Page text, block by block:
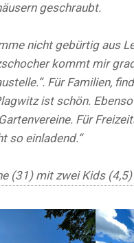
geschraubt.
nicht gebürtig aus
kommt mir
Für Familien,
ist schön.
Für
so einladend.“
(31) mit zwei Kids (4,5)